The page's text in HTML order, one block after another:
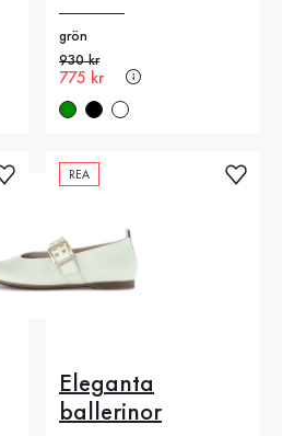
grön
Gammalt pris
930 kr
Nytt pris
775 kr
REA
Eleganta
ballerinor